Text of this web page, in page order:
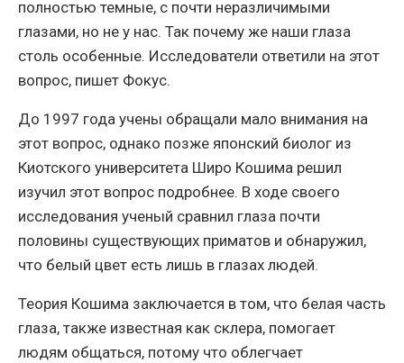
полностью темные, с почти неразличимыми
глазами, но не у нас. Так почему же наши глаза
столь особенные. Исследователи ответили на этот
вопрос, пишет Фокус.
До 1997 года учены обращали мало внимания на
этот вопрос, однако позже японский биолог из
Киотского университета Широ Кошима решил
изучил этот вопрос подробнее. В ходе своего
исследования ученый сравнил глаза почти
половины существующих приматов и обнаружил,
что белый цвет есть лишь в глазах людей.
Теория Кошима заключается в том, что белая часть
глаза, также известная как склера, помогает
людям общаться, потому что облегчает